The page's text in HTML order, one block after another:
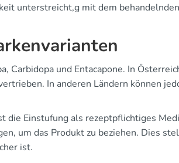
unterstreicht,g mit dem
Carbidopa und Entacapone. In
In anderen Ländern können
die Einstufung als rezeptpflichtiges
um das Produkt zu beziehen. Dies
ist.